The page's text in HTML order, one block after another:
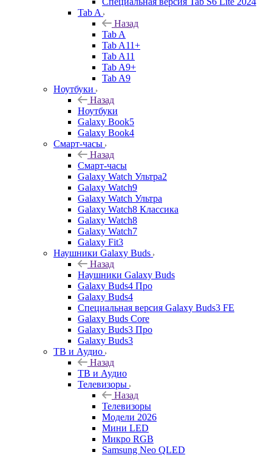
Tab A
Назад
Tab A
Tab A11+
Tab A11
Tab A9+
Tab A9
Ноутбуки
Назад
Ноутбуки
Galaxy Book5
Galaxy Book4
Смарт-часы
Назад
Смарт-часы
Galaxy Watch Ультра2
Galaxy Watch9
Galaxy Watch Ультра
Galaxy Watch8 Классика
Galaxy Watch8
Galaxy Watch7
Galaxy Fit3
Наушники Galaxy Buds
Назад
Наушники Galaxy Buds
Galaxy Buds4 Про
Galaxy Buds4
Специальная версия Galaxy Buds3 FE
Galaxy Buds Core
Galaxy Buds3 Про
Galaxy Buds3
ТВ и Аудио
Назад
ТВ и Аудио
Телевизоры
Назад
Телевизоры
Модели 2026
Мини LED
Микро RGB
Samsung Neo QLED